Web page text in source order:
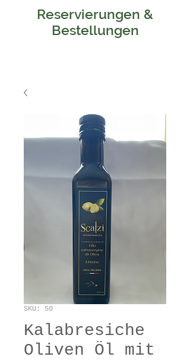
Reservierungen &
Bestellungen
SKU: 50
Kalabresiche
Oliven Öl mit